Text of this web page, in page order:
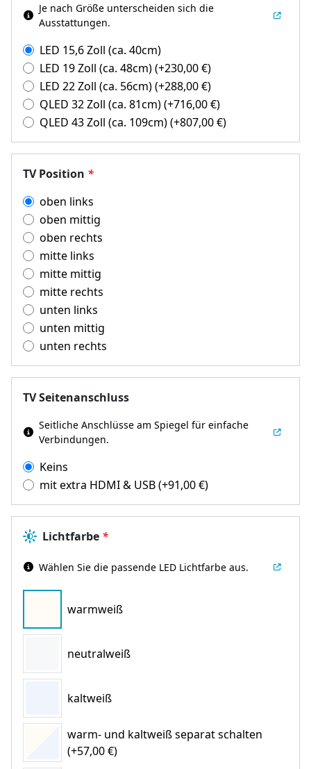
Je nach Größe unterscheiden sich die
Ausstattungen.
LED 15,6 Zoll (ca. 40cm)
LED 19 Zoll (ca. 48cm)(+230,00€)
LED 22 Zoll (ca. 56cm)(+288,00€)
QLED 32 Zoll (ca. 81cm)(+716,00€)
QLED 43 Zoll (ca. 109cm)(+807,00€)
TV Position *
oben links
oben mittig
oben rechts
mitte links
mitte mittig
mitte rechts
unten links
unten mittig
unten rechts
TV Seitenanschluss
Seitliche Anschlüsse am Spiegel für einfache
Verbindungen.
Keins
mit extra HDMI & USB(+91,00€)
Lichtfarbe *
Wählen Sie die passende LED Lichtfarbe aus.
warmweiß
neutralweiß
kaltweiß
warm- und kaltweiß separat schalten
(+57,00 €)